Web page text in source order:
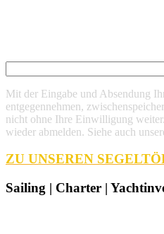
Mit der Eingabe und Absendung
entgegennehmen,
nicht ohne Ihre Einwilligung
wieder abmelden. Siehe auch
ZU UNSEREN
Sailing | Charter |